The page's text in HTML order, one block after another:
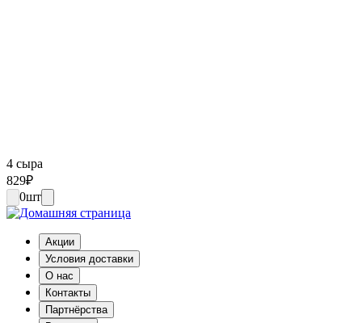
4 сыра
829₽
0шт
Акции
Условия доставки
О нас
Контакты
Партнёрства